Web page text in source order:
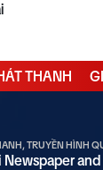
THANH
TRUYỀN HÌNH